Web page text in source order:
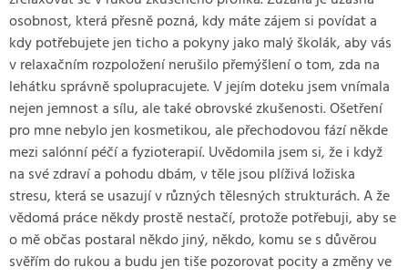
osobnost, která přesně pozná, kdy máte zájem si povídat a
kdy potřebujete jen ticho a pokyny jako malý školák, aby vás
v relaxačním rozpoložení nerušilo přemýšlení o tom, zda na
lehátku správně spolupracujete. V jejím doteku jsem vnímala
nejen jemnost a sílu, ale také obrovské zkušenosti. Ošetření
pro mne nebylo jen kosmetikou, ale přechodovou fází někde
mezi salónní péčí a fyzioterapií. Uvědomila jsem si, že i když
na své zdraví a pohodu dbám, v těle jsou plíživá ložiska
stresu, která se usazují v různých tělesných strukturách. A že
vědomá práce někdy prostě nestačí, protože potřebuji, aby se
o mě občas postaral někdo jiný, někdo, komu se s důvěrou
svěřím do rukou a budu jen tiše pozorovat pocity a změny ve